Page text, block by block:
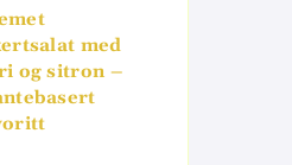
med
og sitron –